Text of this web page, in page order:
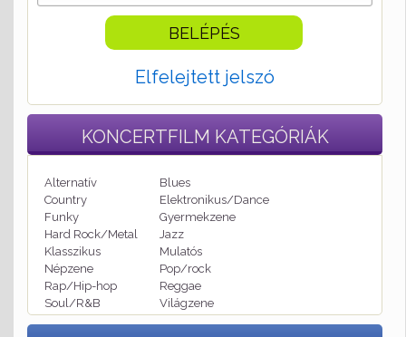
Elfelejtett jelszó
KONCERTFILM KATEGÓRIÁK
Alternatív
Blues
Country
Elektronikus/Dance
Funky
Gyermekzene
Hard Rock/Metal
Jazz
Klasszikus
Mulatós
Népzene
Pop/rock
Rap/Hip-hop
Reggae
Soul/R&B
Világzene